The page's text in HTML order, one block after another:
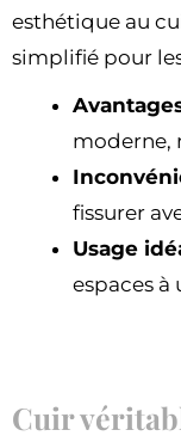
esthétique au
simplifié pour
moderne,
fissurer
Usage
espaces à
Cuir